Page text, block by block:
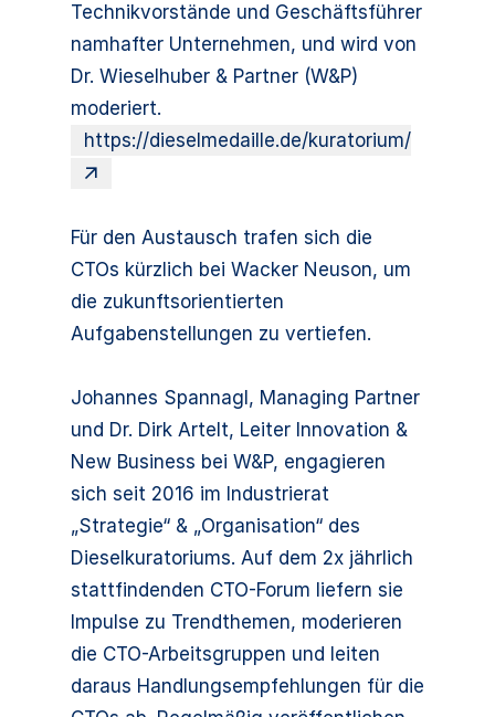
Technikvorstände und Geschäftsführer
namhafter Unternehmen, und wird von
Dr. Wieselhuber & Partner (W&P)
moderiert.
https://dieselmedaille.de/kuratorium/
Für den Austausch trafen sich die
CTOs kürzlich bei Wacker Neuson, um
die zukunftsorientierten
Aufgabenstellungen zu vertiefen.
Johannes Spannagl, Managing Partner
und Dr. Dirk Artelt, Leiter Innovation &
New Business bei W&P, engagieren
sich seit 2016 im Industrierat
„Strategie“ & „Organisation“ des
Dieselkuratoriums. Auf dem 2x jährlich
stattfindenden CTO-Forum liefern sie
Impulse zu Trendthemen, moderieren
die CTO-Arbeitsgruppen und leiten
daraus Handlungsempfehlungen für die